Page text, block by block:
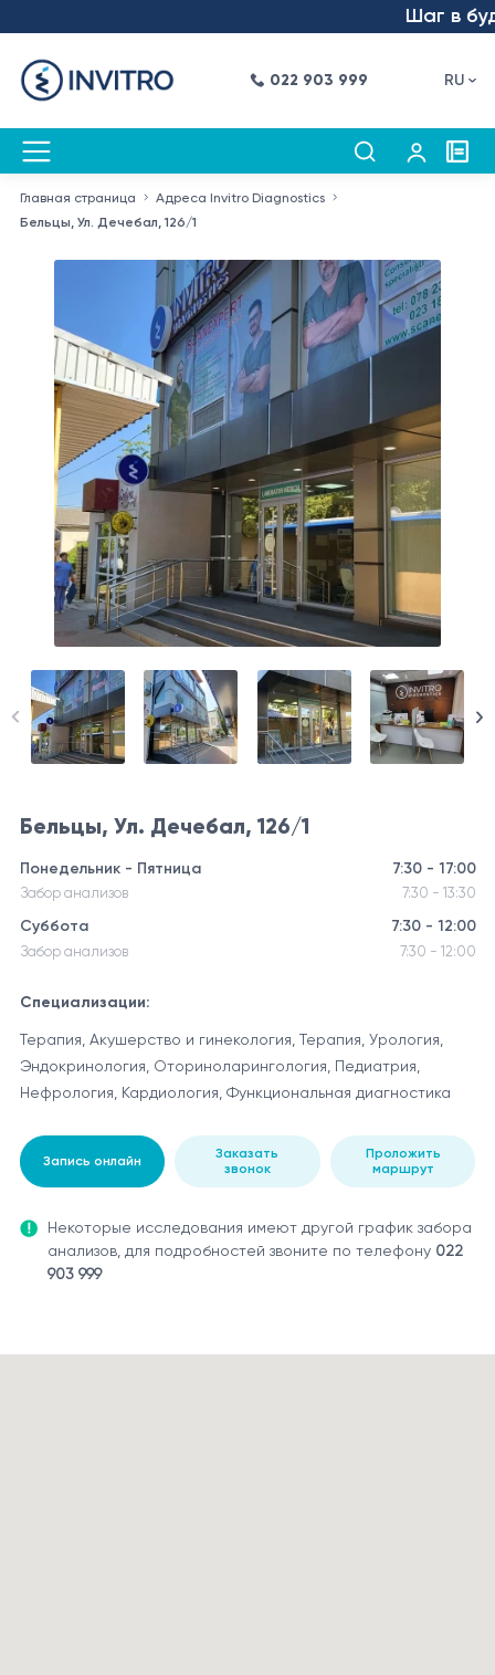
Шаг в
022 903 999 RU
Главная страница
Адреса Invitro Diagnostics
Бельцы, Ул. Дечебал, 126/1
Бельцы, Ул. Дечебал, 126/1
Понедельник - Пятница 7:30 - 17:00
Забор анализов 7:30 - 13:30
Суббота 7:30 - 12:00
Забор анализов 7:30 - 12:00
Специализации:
Терапия, Акушерство и гинекология, Терапия, Урология,
Эндокринология, Оториноларингология, Педиатрия,
Нефрология, Кардиология, Функциональная диагностика
Запись онлайн
Заказать
звонок
Проложить
маршрут
Некоторые исследования имеют другой график забора
анализов, для подробностей звоните по телефону 022
903 999